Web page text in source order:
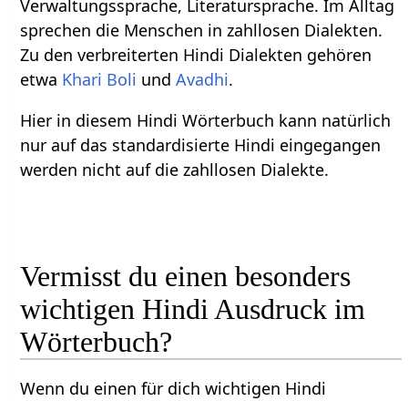
Verwaltungssprache, Literatursprache. Im Alltag
sprechen die Menschen in zahllosen Dialekten.
Zu den verbreiterten Hindi Dialekten gehören
etwa Khari Boli undAvadhi.
Hier in diesem Hindi Wörterbuch kann natürlich
nur auf das standardisierte Hindi eingegangen
werden nicht auf die zahllosen Dialekte.
Vermisst du einen besonders
wichtigen Hindi Ausdruck im
Wörterbuch?
Wenn du einen für dich wichtigen Hindi